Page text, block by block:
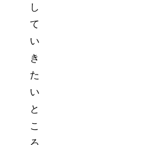
し
て
い
き
た
い
と
こ
ろ